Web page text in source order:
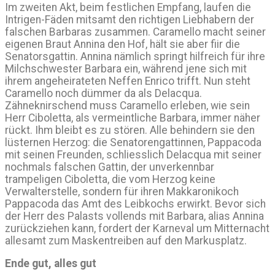
Im zweiten Akt, beim festlichen Empfang, laufen die
Intrigen-Fäden mitsamt den richtigen Liebhabern der
falschen Barbaras zusammen. Caramello macht seiner
eigenen Braut Annina den Hof, hält sie aber fiir die
Senatorsgattin. Annina nämlich springt hilfreich für ihre
Milchschwester Barbara ein, während jene sich mit
ihrem angeheirateten Neffen Enrico trifft. Nun steht
Caramello noch dümmer da als Delacqua.
Zähneknirschend muss Caramello erleben, wie sein
Herr Ciboletta, als vermeintliche Barbara, immer näher
rückt. Ihm bleibt es zu stören. Alle behindern sie den
lüsternen Herzog: die Senatorengattinnen, Pappacoda
mit seinen Freunden, schliesslich Delacqua mit seiner
nochmals falschen Gattin, der unverkennbar
trampeligen Ciboletta, die vom Herzog keine
Verwalterstelle, sondern für ihren Makkaronikoch
Pappacoda das Amt des Leibkochs erwirkt. Bevor sich
der Herr des Palasts vollends mit Barbara, alias Annina
zurückziehen kann, fordert der Karneval um Mitternacht
allesamt zum Maskentreiben auf den Markusplatz.
Ende gut, alles gut